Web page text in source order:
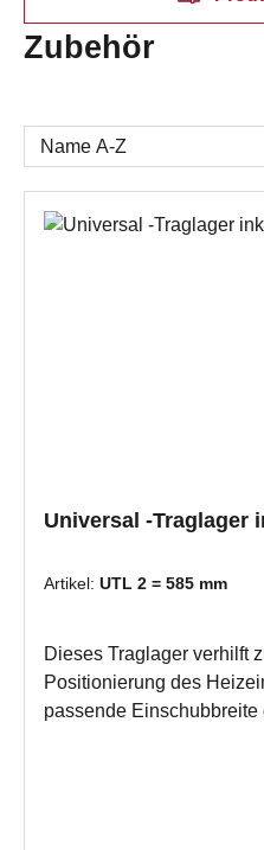
Zubehör
Universal -Traglager
Artikel: UTL 2 = 585 mm
Dieses Traglager verhilft
Positionierung des
passende